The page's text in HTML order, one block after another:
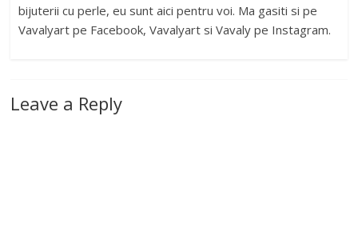
bijuterii cu perle, eu sunt aici pentru voi. Ma gasiti si pe
Vavalyart pe Facebook, Vavalyart si Vavaly pe Instagram.
Leave a Reply